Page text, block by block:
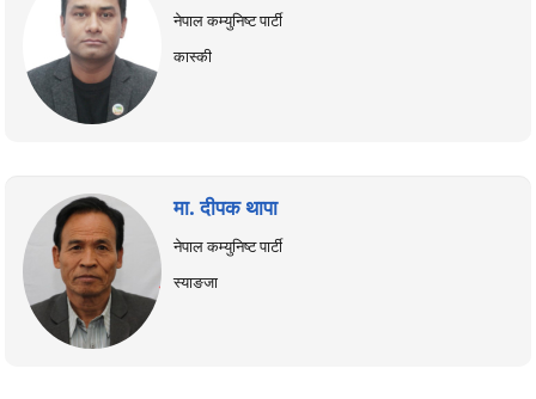
नेपाल कम्युनिष्ट पार्टी
कास्की
मा. दीपक थापा
नेपाल कम्युनिष्ट पार्टी
स्याङजा